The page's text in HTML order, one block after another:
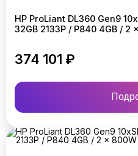
HP ProLiant DL360 Gen9
32GB 2133P / P840 4GB / 2
374 101 ₽